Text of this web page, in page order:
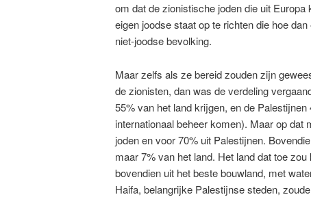
om dat de zionistische joden die uit
eigen joodse staat op te richten die hoe
niet-joodse bevolking.
Maar zelfs als ze bereid zouden zijn
de zionisten, dan was de verdeling
55% van het land krijgen, en de
internationaal beheer komen). Maar op
joden en voor 70% uit Palestijnen.
maar 7% van het land. Het land dat toe
bovendien uit het beste bouwland, met
Haifa, belangrijke Palestijnse steden,